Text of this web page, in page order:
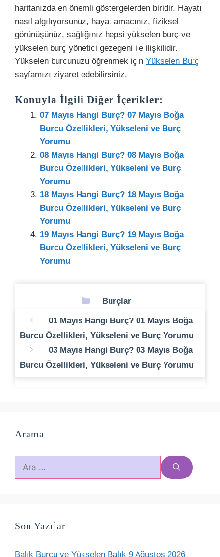
haritanızda en önemli göstergelerden biridir. Hayatı
nasıl algılıyorsunuz, hayat amacınız, fiziksel
görünüşünüz, sağlığınız hepsi yükselen burç ve
yükselen burç yönetici gezegeni ile ilişkilidir.
Yükselen burcunuzu öğrenmek için Yükselen Burç
sayfamızı ziyaret edebilirsiniz.
Konuyla İlgili Diğer İçerikler:
07 Mayıs Hangi Burç? 07 Mayıs Boğa
Burcu Özellikleri, Yükseleni ve Burç
Yorumu
08 Mayıs Hangi Burç? 08 Mayıs Boğa
Burcu Özellikleri, Yükseleni ve Burç
Yorumu
18 Mayıs Hangi Burç? 18 Mayıs Boğa
Burcu Özellikleri, Yükseleni ve Burç
Yorumu
19 Mayıs Hangi Burç? 19 Mayıs Boğa
Burcu Özellikleri, Yükseleni ve Burç
Yorumu
Kategoriler
Burçlar
01 Mayıs Hangi Burç? 01 Mayıs Boğa
Burcu Özellikleri, Yükseleni ve Burç Yorumu
03 Mayıs Hangi Burç? 03 Mayıs Boğa
Burcu Özellikleri, Yükseleni ve Burç Yorumu
Arama
için
Son Yazılar
Balık Burcu ve Yükselen Balık 9 Ağustos 2026